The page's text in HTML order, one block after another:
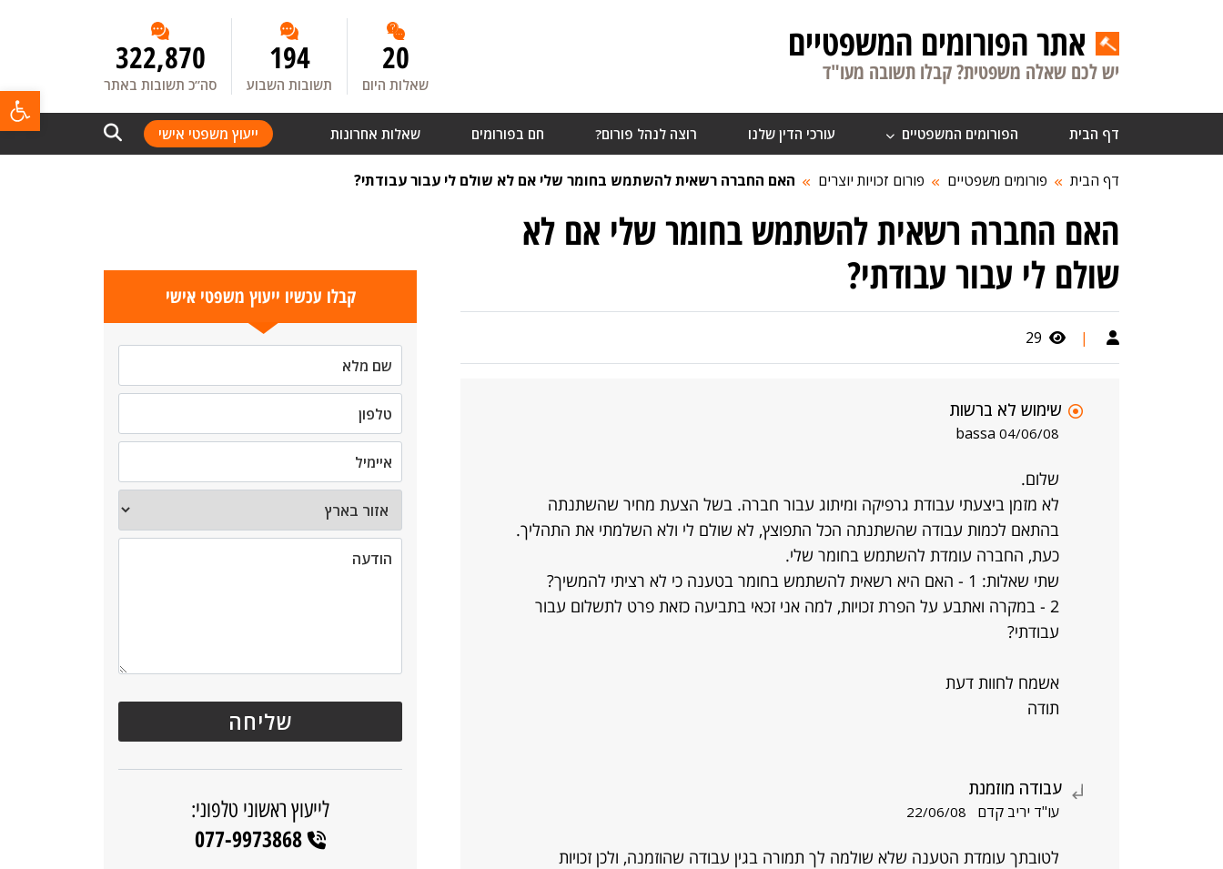
אתר הפורומים המשפטיים
יש לכם שאלה משפטית? קבלו תשובה מעו"ד 20
שאלות היום
194
תשובות השבוע
322,870
סה”כ תשובות באתר
דף הבית הפורומים המשפטיים עורכי הדין שלנו רוצה לנהל פורום? חם בפורומים שאלות אחרונות ייעוץ משפטי אישי
דף הבית פורומים משפטיים פורום זכויות יוצרים האם החברה רשאית להשתמש בחומר שלי אם לא שולם לי עבור עבודתי?
האם החברה רשאית להשתמש בחומר שלי אם לא
שולם לי עבור עבודתי?
|
29
שימוש לא ברשות
bassa 04/06/08
שלום.
לא מזמן ביצעתי עבודת גרפיקה ומיתוג עבור חברה. בשל הצעת מחיר שהשתנתה
בהתאם לכמות עבודה שהשתנתה הכל התפוצץ, לא שולם לי ולא השלמתי את התהליך.
כעת, החברה עומדת להשתמש בחומר שלי.
שתי שאלות: 1 - האם היא רשאית להשתמש בחומר בטענה כי לא רציתי להמשיך?
2 - במקרה ואתבע על הפרת זכויות, למה אני זכאי בתביעה כזאת פרט לתשלום עבור
עבודתי?
אשמח לחוות דעת
תודה
עבודה מוזמנת
עו"ד יריב קדם 22/06/08
לטובתך עומדת הטענה שלא שולמה לך תמורה בגין עבודה שהוזמנה, ולכן זכויות
קבלו עכשיו ייעוץ משפטי אישי
לייעוץ ראשוני טלפוני:
077-9973868